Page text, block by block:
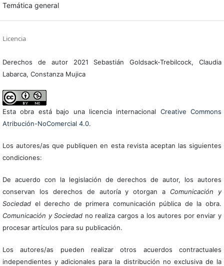
Temática general
Licencia
Derechos de autor 2021 Sebastián Goldsack-Trebilcock, Claudia
Labarca, Constanza Mujica
Esta obra está bajo una licencia internacional Creative Commons
Atribución-NoComercial 4.0.
Los autores/as que publiquen en esta revista aceptan las siguientes
condiciones:
De acuerdo con la legislación de derechos de autor, los autores
conservan los derechos de autoría y otorgan a Comunicación y
Sociedadel derecho de primera comunicación pública de la obra.
Comunicación y Sociedad no realiza cargos a los autores por enviar y
procesar artículos para su publicación.
Los autores/as pueden realizar otros acuerdos contractuales
independientes y adicionales para la distribución no exclusiva de la